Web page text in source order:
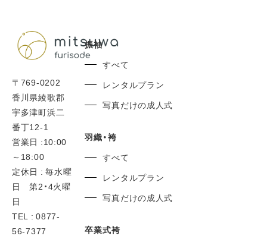
〒769-0202
香川県綾歌郡
宇多津町浜二
番丁12-1
営業日 :10:00
～18:00
定休日 : 毎水曜
日 第2・4火曜
日
TEL : 0877-
56-7377
振袖
すべて
レンタルプラン
写真だけの成人式
羽織・袴
すべて
レンタルプラン
写真だけの成人式
卒業式袴